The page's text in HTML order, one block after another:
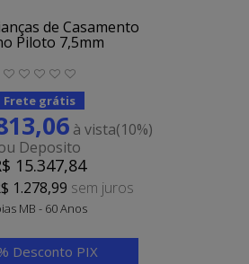
de Casamento
Piloto 7,5mm
Frete grátis
à vista(10%)
Deposito
15.347,84
1.278,99 sem juros
MB - 60 Anos
Desconto PIX